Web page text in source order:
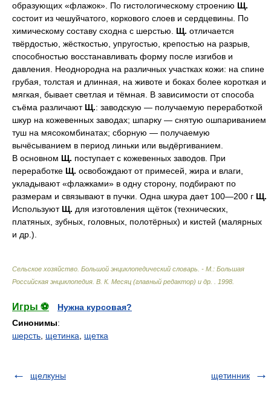
образующих «флажок». По гистологическому строению Щ.
состоит из чешуйчатого, коркового слоев и сердцевины. По
химическому составу сходна с шерстью. Щ. отличается
твёрдостью, жёсткостью, упругостью, крепостью на разрыв,
способностью восстанавливать форму после изгибов и
давления. Неоднородна на различных участках кожи: на спине
грубая, толстая и длинная, на животе и боках более короткая и
мягкая, бывает светлая и тёмная. В зависимости от способа
съёма различают Щ.: заводскую — получаемую переработкой
шкур на кожевенных заводах; шпарку — снятую ошпариванием
туш на мясокомбинатах; сборную — получаемую
вычёсыванием в период линьки или выдёргиванием.
В основном Щ. поступает с кожевенных заводов. При
переработке Щ. освобождают от примесей, жира и влаги,
укладывают «флажками» в одну сторону, подбирают по
размерам и связывают в пучки. Одна шкура дает 100—200 г Щ.
Используют Щ. для изготовления щёток (технических,
платяных, зубных, головных, полотёрных) и кистей (малярных
и др.).
Сельское хозяйство. Большой энциклопедический словарь. - М.: Большая
Российская энциклопедия В. К. Месяц (главный редактор) и др. 1998
Игры ⚽
Нужна курсовая?
Синонимы:
шерсть щетинка щетка
щелкуны щетинник